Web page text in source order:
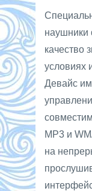
наушники
качество
условиях
Девайс
MP3 и
на